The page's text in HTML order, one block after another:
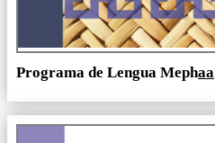
Programa de Lengua Mephaa